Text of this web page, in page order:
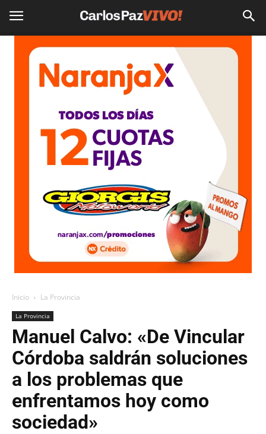
Inicio La Provincia
La Provincia
Manuel Calvo: «De Vincular
Córdoba saldrán soluciones
a los problemas que
enfrentamos hoy como
sociedad»